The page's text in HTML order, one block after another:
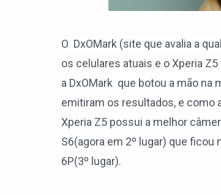
O DxOMark (site que avalia a
os celulares atuais e o Xperia
a DxOMark que botou a mão na
emitiram os resultados, e como
Xperia Z5 possui a melhor
S6(agora em 2º lugar) que ficou
6P(3º lugar).